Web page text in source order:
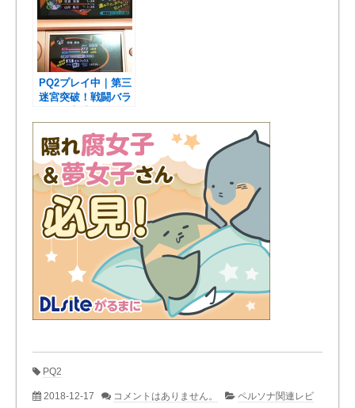
PQ2プレイ中｜第三
迷宮突破！戦闘バラ
る…！
PQ2
2018-12-17 コメントはありません。
ペルソナ関連レビ